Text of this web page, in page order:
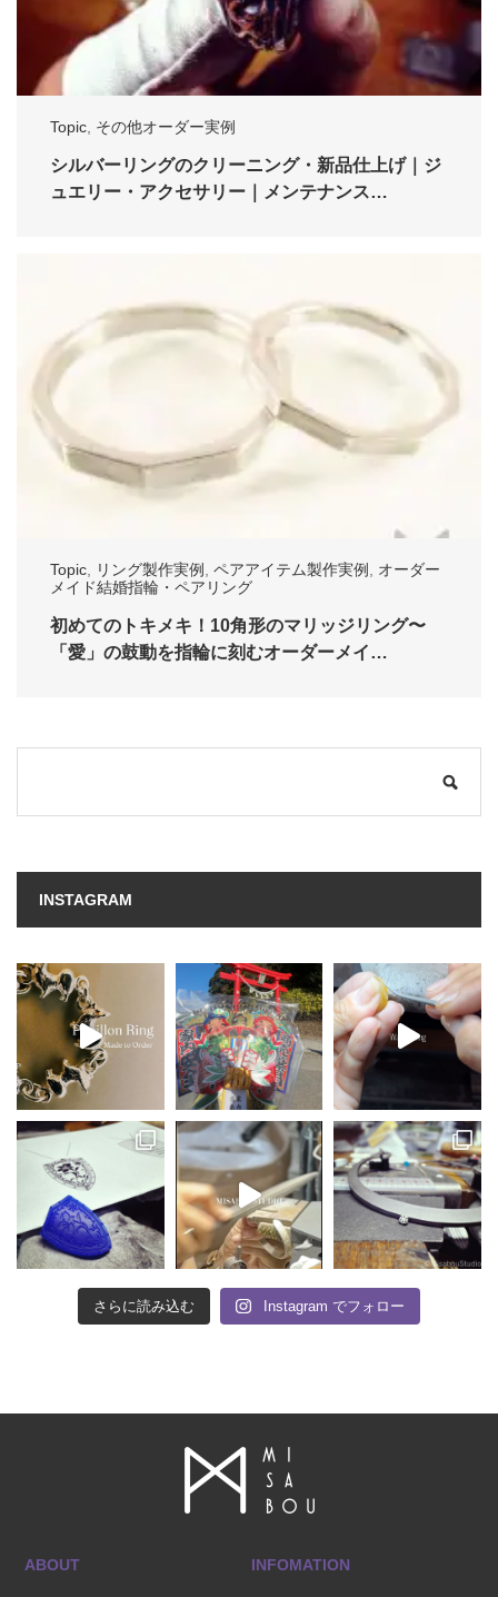
Topic その他オーダー実例
シルバーリングのクリーニング・新品仕上げ｜ジ
ュエリー・アクセサリー｜メンテナンス…
Topic リング製作実例 ペアアイテム製作実例
オーダー
メイド結婚指輪・ペアリング
初めてのトキメキ！10角形のマリッジリング〜
「愛」の鼓動を指輪に刻むオーダーメイ…
INSTAGRAM
さらに読み込む Instagram でフォロー
ABOUT INFOMATION